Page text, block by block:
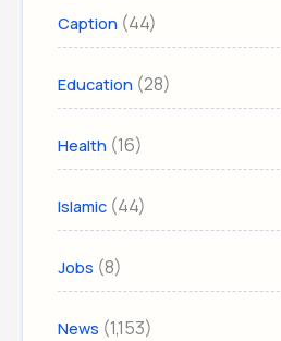
Caption (44)
Education (28)
Health (16)
Islamic (44)
Jobs (8)
News (1,153)